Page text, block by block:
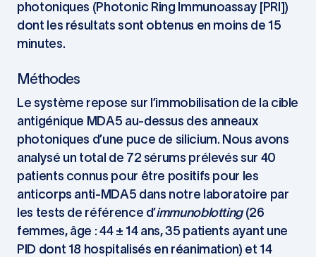
photoniques (Photonic Ring Immunoassay [PRI])
dont les résultats sont obtenus en moins de 15
minutes.
Méthodes
Le système repose sur l’immobilisation de la cible
antigénique MDA5 au-dessus des anneaux
photoniques d’une puce de silicium. Nous avons
analysé un total de 72 sérums prélevés sur 40
patients connus pour être positifs pour les
anticorps anti-MDA5 dans notre laboratoire par
les tests de référence d’immunoblotting(26
femmes, âge : 44 ± 14 ans, 35 patients ayant une
PID dont 18 hospitalisés en réanimation) et 14